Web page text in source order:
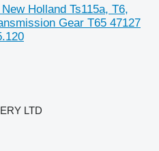
Holland Ts115a, T6,
Gear T65 47127
LTD